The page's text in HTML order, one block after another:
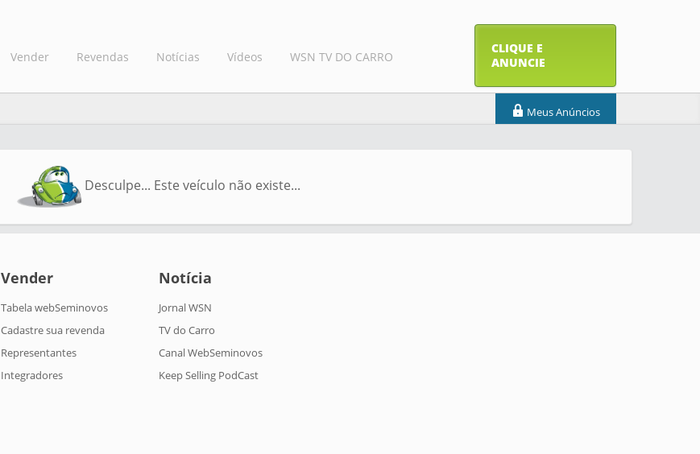
Vender Revendas Notícias Vídeos WSN TV DO CARRO
CLIQUE E
ANUNCIE
Meus Anúncios
Desculpe... Este veículo não existe...
Vender
Tabela webSeminovos
Cadastre sua revenda
Representantes
Integradores
Notícia
Jornal WSN
TV do Carro
Canal WebSeminovos
Keep Selling PodCast